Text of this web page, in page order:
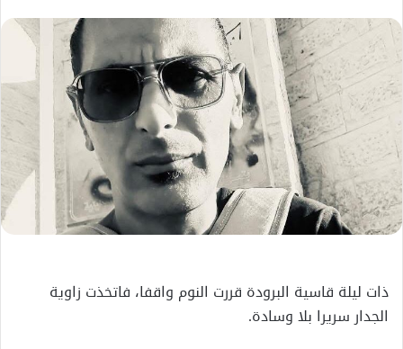
إلكترونيا
ذات ليلة قاسية البرودة قررت النوم واقفا، فاتخذت زاوية
الجدار سریرا بلا وسادة.